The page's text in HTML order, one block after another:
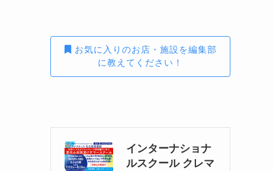
お気に入りのお店・施設を編集部
に教えてください！
インターナショナ
ルスクール クレマ